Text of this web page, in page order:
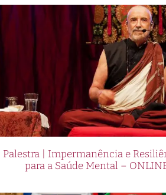
experiencia auténtica de
comodidad del hogar de cada
Con un diseño elegante y fácil
Up Casino se ha convertido en
preferido de los peruanos que
experiencia de juego en línea
Además, el casino ofrece un
al cliente las 24 horas del día
que los jugadores reciban
eficiente en caso de cualquier
Palestra | Impermanência e
para a Saúde Mental –